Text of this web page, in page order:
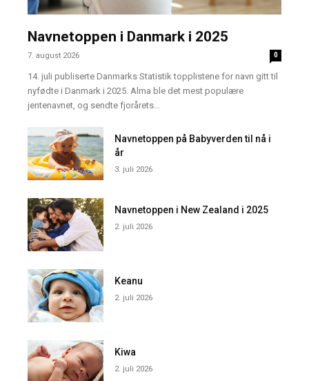
Navnetoppen i Danmark i 2025
7. august 2026 0
14. juli publiserte Danmarks Statistik topplistene for navn gitt til
nyfødte i Danmark i 2025. Alma ble det mest populære
jentenavnet, og sendte fjorårets...
Navnetoppen på Babyverden til nå i
år
3. juli 2026
Navnetoppen i New Zealand i 2025
2. juli 2026
Keanu
2. juli 2026
Kiwa
2. juli 2026